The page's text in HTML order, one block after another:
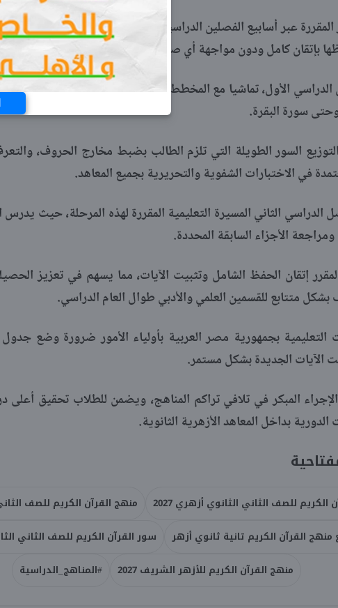
عبر أسابيع الفصلين الدراسيين بشكل متوازن، مما يتيح
بإتقان كامل ودون مواجهة أي صعوبات تعليمية.
الأول، تماشيا مع المخطط الزمني المعتمد من قطاع المعاهد،
سورة البقرة.
السور الطويلة التي تلزم الطالب بضبط مخارج الحروف،
في الاختبارات الشفوية والتحريرية بجميع المعاهد.
الثاني المسيرة التعليمية المقررة لهذه المرحلة، حيث
الأجزاء السابقة المحددة.
إتقان الحفظ الشامل وتثبيت الآيات، مما يسهم في تعزيز
بشكل متتابع للقسمين العلمي والأدبي طوال العام الدراسي.
التعليمية بجمهورية مصر العربية بأولياء الأمور ضرورة وضع
الآيات الجديدة بشكل مستمر.
المبكر في تلافي تراكم المناهج، ويضمن للطلاب تحقيق أعلى
الدورية بداخل المعاهد الأزهرية الثانوية.
الكريم للصف الثاني الثانوي أزهري 2027
منهج القرآن الكريم للصف
منهج القرآن الكريم تانية ثانوي أزهر
سور القرآن الكريم للصف الثاني
منهج القرآن الكريم للأزهر الشريف 2027
#المناهج_الدراسية